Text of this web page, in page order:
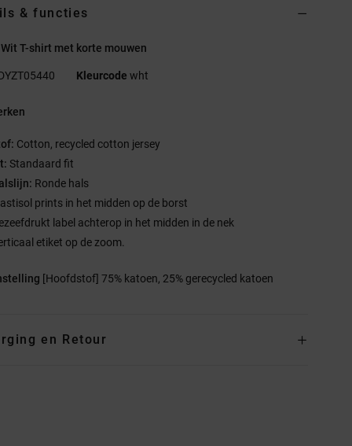
& functies
T-shirt met korte mouwen
Kleurcode wht
Cotton, recycled cotton jersey
Standaard fit
Ronde hals
prints in het midden op de borst
label achterop in het midden in de nek
etiket op de zoom.
[Hoofdstof] 75% katoen, 25% gerecycled katoen
en Retour